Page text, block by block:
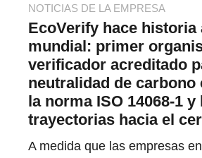
NOTICIAS DE LA EMPRESA
EcoVerify hace historia
mundial: primer
verificador acreditado
neutralidad de carbono
la norma ISO 14068-1 y
trayectorias hacia el
A medida que las empresas